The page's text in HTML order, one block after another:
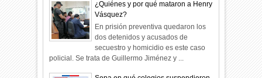
¿Quiénes y por qué mataron a Henry
Vásquez?
En prisión preventiva quedaron los
dos detenidos y acusados de
secuestro y homicidio es este caso
policial. Se trata de Guillermo Jiménez y ...